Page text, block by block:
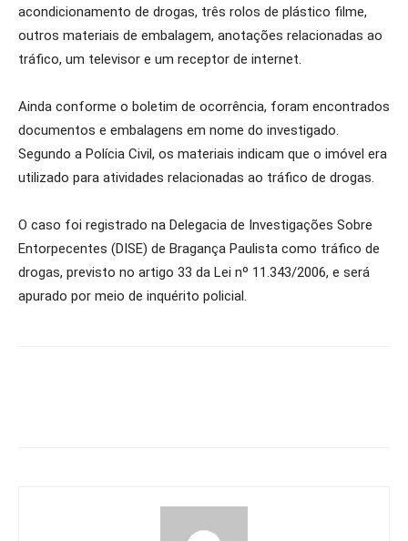
acondicionamento de drogas, três rolos de plástico filme,
outros materiais de embalagem, anotações relacionadas ao
tráfico, um televisor e um receptor de internet.
Ainda conforme o boletim de ocorrência, foram encontrados
documentos e embalagens em nome do investigado.
Segundo a Polícia Civil, os materiais indicam que o imóvel era
utilizado para atividades relacionadas ao tráfico de drogas.
O caso foi registrado na Delegacia de Investigações Sobre
Entorpecentes (DISE) de Bragança Paulista como tráfico de
drogas, previsto no artigo 33 da Lei nº 11.343/2006, e será
apurado por meio de inquérito policial.